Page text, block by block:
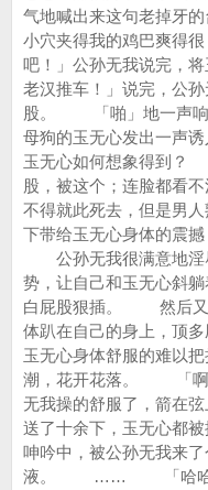
气地喊出来这句老掉
小穴夹得我的鸡巴爽得
吧！」公孙无我说完，
老汉推车！」说完，公
股。 「啪」地一声响
母狗的玉无心发出一声
玉无心如何想象得到
股，被这个；连脸都看
不得就此死去，但是男
下带给玉无心身体的震撼
公孙无我很满意地淫
势，让自己和玉无心斜
白屁股狠插。 然后又
体趴在自己的身上，顶
玉无心身体舒服的难以
潮，花开花落。 「啊
无我操的舒服了，箭在
送了十余下，玉无心都被
呻吟中，被公孙无我来
液。 …… 「哈哈哈